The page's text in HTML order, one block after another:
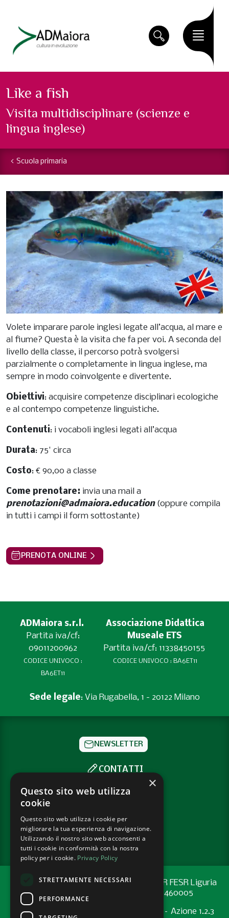
Like a fish
Visita multidisciplinare (scienze e
lingua inglese)
Scuola primaria
Volete imparare parole inglesi legate all’acqua, al mare e
al fiume? Questa è la visita che fa per voi. A seconda del
livello della classe, il percorso potrà svolgersi
parzialmente o completamente in lingua inglese, ma
sempre in modo coinvolgente e divertente.
Obiettivi: acquisire competenze disciplinari ecologiche
e al contempo competenze linguistiche.
Contenuti: i vocaboli inglesi legati all’acqua
Durata: 75' circa
Costo: € 90,00 a classe
Come prenotare: invia una mail a
prenotazioni@admaiora.education (oppure compila
in tutti i campi il form sottostante)
PRENOTA ONLINE
ADMaiora s.r.l.
Partita iva/cf:
09011200962
CODICE UNIVOCO :
BA6ET11
Associazione Didattica
Museale ETS
Partita iva/cf: 11338450155
CODICE UNIVOCO : BA6ET11
Sede legale: Via Rugabella, 1 - 20122 Milano
NEWSLETTER
CONTATTI
SOCIAL
PRIVACY POLICY
COOKIE POLICY
Progetto cofinanziato con risorse del PR FESR Liguria
2021-2027 codice CUP: G44E24001460005
Programma Regionale FESR 2021-2027 – Azione 1.2.3
×
Questo sito web utilizza
cookie
Questo sito web utilizza i cookie per
migliorare la tua esperienza di navigazione.
Utilizzando il nostro sito web acconsenti a
tutti i cookie in conformità con la nostra
policy per i cookie. Privacy Policy
STRETTAMENTE NECESSARI
PERFORMANCE